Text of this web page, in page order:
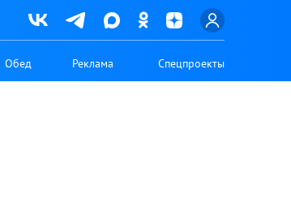
Обед Реклама Спецпроекты